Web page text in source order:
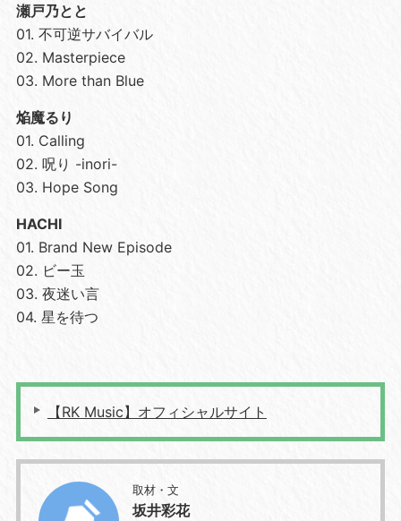
瀬戸乃とと
01. 不可逆サバイバル
02. Masterpiece
03. More than Blue
焔魔るり
01. Calling
02. 呪り -inori-
03. Hope Song
HACHI
01. Brand New Episode
02. ビー玉
03. 夜迷い言
04. 星を待つ
【RK Music】オフィシャルサイト
取材・文
坂井彩花